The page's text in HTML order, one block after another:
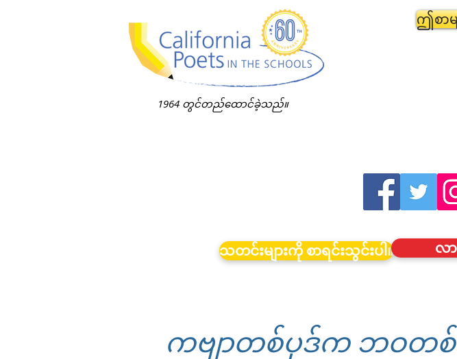
1964 တွင်တည်ထောင်ခဲ့သည်။
ဤစာမ
သတင်းများကို စာရင်းသွင်းပါ။ လာ
ကဗျာတစ်ပုဒ်က ဘဝတစ်